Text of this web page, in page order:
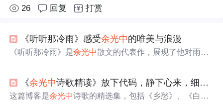
26 回复 打赏
《听听那冷雨》感受余光中的唯美与浪漫
《听听那冷雨》是余光中散文的代表作，展现了他对雨的
文学造诣和广阔兴趣。从‘万里长城’的古朴沧桑到‘南半球
的冬天’的遥远想象，再到‘听听那冷雨’的诗意氛围，每一
《余光中诗歌精读》放下代码，静下心来，细细品读
这篇博客是余光中诗歌的精选集，包括《乡愁》、《白